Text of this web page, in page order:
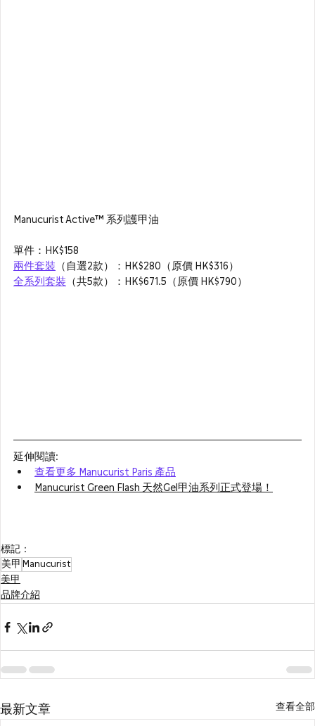
Manucurist Active™ 系列護甲油
單件：HK$158
兩件套裝 （自選2款）：HK$280（原價 HK$316）
全系列套裝 （共5款）：HK$671.5（原價 HK$790）
延伸閱讀:
查看更多 Manucurist Paris 產品
Manucurist Green Flash 天然Gel甲油系列正式登場！
標記：
美甲 Manucurist
美甲
品牌介紹
最新文章 查看全部